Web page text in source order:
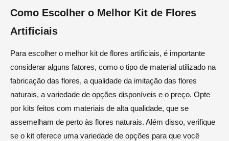
Como Escolher o Melhor Kit de Flores
Artificiais
Para escolher o melhor kit de flores artificiais, é importante
considerar alguns fatores, como o tipo de material utilizado na
fabricação das flores, a qualidade da imitação das flores
naturais, a variedade de opções disponíveis e o preço. Opte
por kits feitos com materiais de alta qualidade, que se
assemelham de perto às flores naturais. Além disso, verifique
se o kit oferece uma variedade de opções para que você